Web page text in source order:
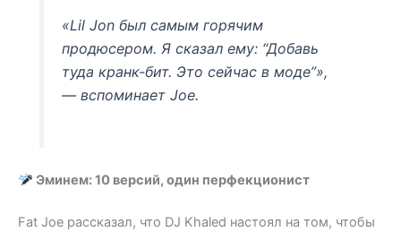
«Lil Jon был самым горячим
продюсером. Я сказал ему: “Добавь
туда кранк-бит. Это сейчас в моде”»,
— вспоминает Joe.
Эминем: 10 версий, один перфекционист
Fat Joe рассказал, что DJ Khaled настоял на том, чтобы